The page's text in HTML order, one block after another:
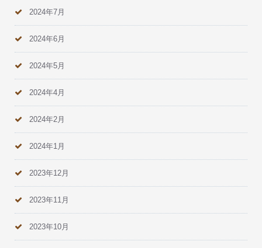
2024年7月
2024年6月
2024年5月
2024年4月
2024年2月
2024年1月
2023年12月
2023年11月
2023年10月